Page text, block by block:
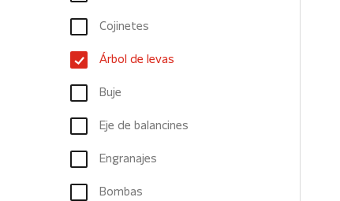
Cojinetes
Árbol de levas
Buje
Eje de balancines
Engranajes
Bombas